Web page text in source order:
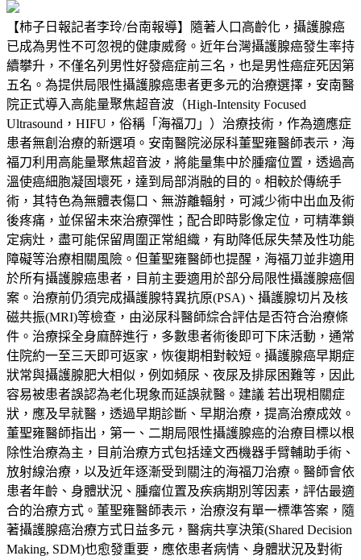
【柿子日報記者李玲/台南報導】隨著人口高齡化，攝護腺癌
已成為男性不可忽視的健康威脅。近年台灣攝護腺癌發生率持
續攀升，不僅名列男性好發癌症前三名，也是男性癌症死因第
五名。為提供局限性攝護腺癌患者更多元的治療選擇，安南醫
院正式導入高能量聚焦超音波（High-Intensity Focused
Ultrasound，HIFU，俗稱「海福刀」）治療技術，作為適應症
患者無創治療的新選項。安南醫院泌尿科董聖雍醫師表示，海
福刀利用高能量聚焦超音波，將能量集中於腫瘤位置，透過高
溫使癌細胞凝固壞死，達到局部消融的目的。相較於傳統手
術，其特色為無體表傷口、無游離輻射，可減少術中出血及術
後疼痛，並保留未來治療彈性；配合即時影像定位，可精準鎖
定病灶，盡可能保留周圍正常組織，有助降低尿失禁及性功能
障礙等治療相關風險。但董聖雍醫師也提醒，海福刀並非適用
於所有攝護腺癌患者，目前主要適用於部分局限性攝護腺癌個
案。治療前仍須完成攝護腺特異抗原(PSA)、攝護腺切片及核
磁共振(MRI)等檢查，由泌尿科醫師綜合評估是否符合治療條
件。治療採全身麻醉進行，多數患者術後即可下床活動，通常
住院約一至三天即可返家，恢復期相對較短。攝護腺癌早期症
狀常與攝護腺肥大相似，例如頻尿、夜尿及排尿困難等，因此
容易被患者誤認為老化現象而延誤就醫。建議 若出現相關症
狀，應及早就醫，透過早期診斷、早期治療，提高治療成效。
董聖雍醫師指出，第一、二期局限性攝護腺癌的治療目標以根
除性治療為主，目前治療方式包括達文西機器手臂輔助手術、
放射線治療，以及近年逐漸受到關注的海福刀治療。醫師會依
患者年齡、身體狀況、腫瘤位置及疾病期別等因素，評估最適
合的治療方式。董聖雍醫師表示，治療沒有單一標準答案，隨
著攝護腺癌治療方式日益多元，醫病共享決策(Shared Decision
Making, SDM)也愈發重要，應依患者病情、身體狀況及對術